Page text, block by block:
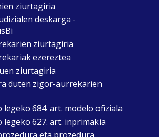
ziurtagiria
deskarga -
ziurtagiria
ezereztea
ziurtagiria
duten zigor-aurrekarien
684. art. modelo ofiziala
legeko 627. art. inprimakia